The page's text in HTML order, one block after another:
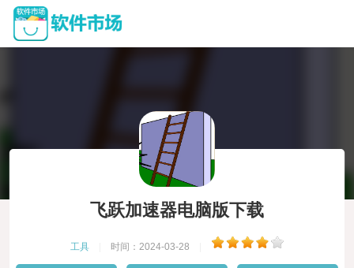
飞跃加速器电脑版下载
工具 时间：2024-03-28